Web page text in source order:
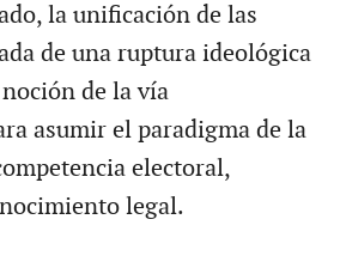
la unificación de las
de una ruptura ideológica
de la vía
asumir el paradigma de la
electoral,
legal.